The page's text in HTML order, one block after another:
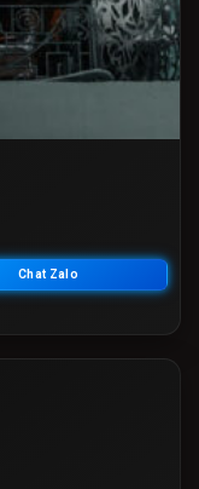
Chat Zalo